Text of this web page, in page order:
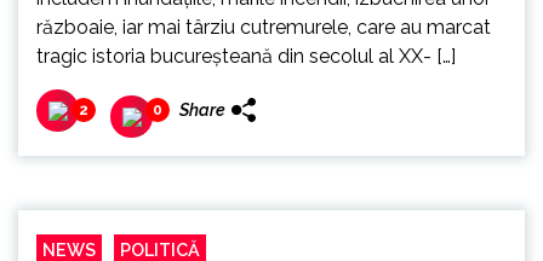
războaie, iar mai târziu cutremurele, care au marcat
tragic istoria bucureșteană din secolul al XX- […]
2 0 Share
NEWS POLITICĂ